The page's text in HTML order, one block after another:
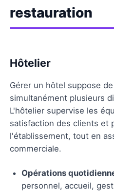
restauration
Hôtelier
Gérer un hôtel suppose
simultanément plusieurs
L'hôtelier supervise les
satisfaction des clients et
l'établissement, tout en
commerciale.
Opérations
personnel, accueil,